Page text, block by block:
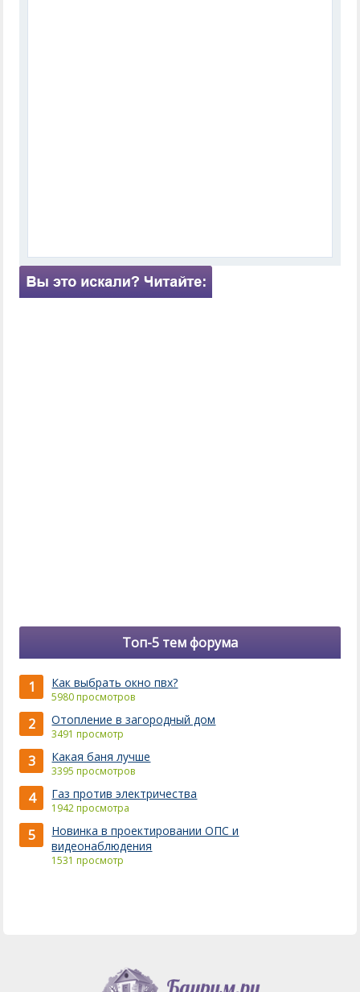
Топ-5 тем форума
1 Как выбрать окно пвх?
5980 просмотров
2 Отопление в загородный дом
3491 просмотр
3 Какая баня лучше
3395 просмотров
4 Газ против электричества
1942 просмотра
5
Новинка в проектировании ОПС и
видеонаблюдения
1531 просмотр